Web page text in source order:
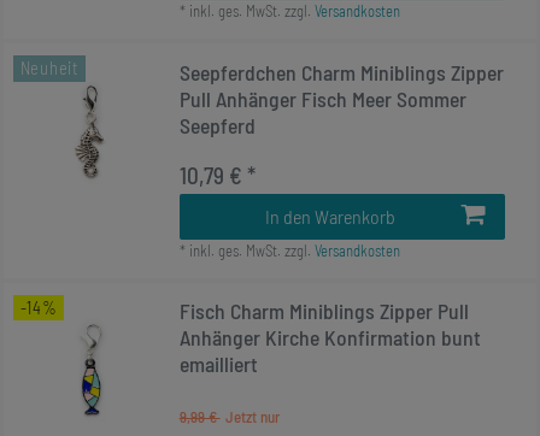
* inkl. ges. MwSt. zzgl. Versandkosten
Neuheit
Seepferdchen Charm Miniblings Zipper
Pull Anhänger Fisch Meer Sommer
Seepferd
10,79 € *
In den Warenkorb
* inkl. ges. MwSt. zzgl. Versandkosten
-14%
Fisch Charm Miniblings Zipper Pull
Anhänger Kirche Konfirmation bunt
emailliert
9,99 €